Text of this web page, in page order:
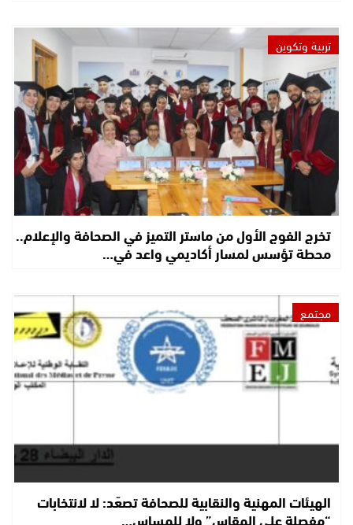
تربية وتكوين
تخرج الفوج الأول من ماستر التميز في الصحافة والإعلام..
محطة تؤسس لمسار أكاديمي واعد في…
مجتمع
الهيئات المهنية والنقابية للصحافة تصعّد: لا لانتخابات
“مفصلة على المقاس” ولا للمساس…